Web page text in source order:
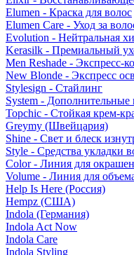
Elumen - Краска для волос
Elumen Care - Уход за
Evolution - Нейтральная
Kerasilk - Премиальный
Men Reshade - Экспресс-
New Blonde - Экспресс
Stylesign - Стайлинг
System -
Topchic - Стойкая крем-
Greymy (Швейцария)
Shine - Свет и блеск
Style - Средства укладки
Color - Линия для
Volume - Линия для
Help Is Here (Россия)
Hempz (США)
Indola (Германия)
Indola Act Now
Indola Care
Indola Styling